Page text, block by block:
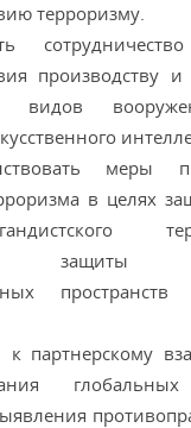
терроризму.
производству
меры
в целях
защиты
к партнерскому